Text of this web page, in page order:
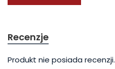
Recenzje
Produkt nie posiada recenzji.